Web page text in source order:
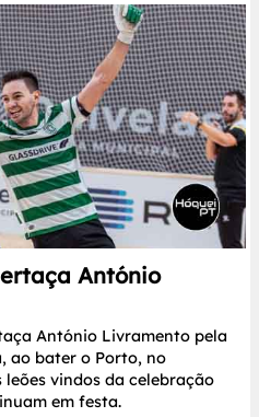
António
António Livramento pela
ao bater o Porto, no
vindos da celebração
em festa.